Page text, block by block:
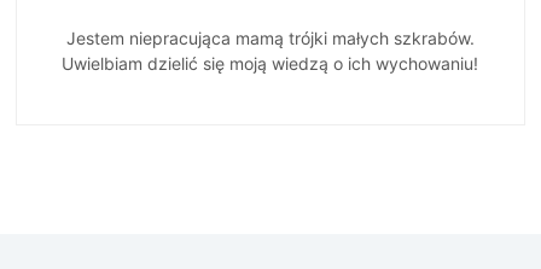
Jestem niepracująca mamą trójki małych szkrabów.
Uwielbiam dzielić się moją wiedzą o ich wychowaniu!